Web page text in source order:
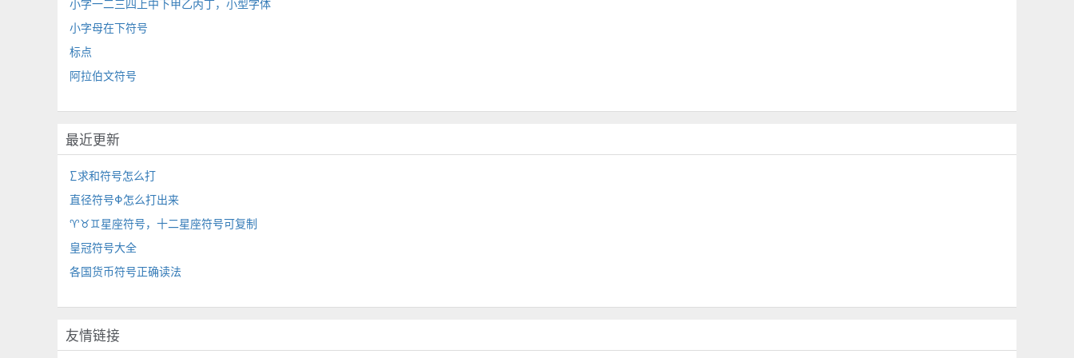
小字一二三四上中下甲乙丙丁，小型字体
小字母在下符号
标点
阿拉伯文符号
最近更新
∑求和符号怎么打
直径符号Φ怎么打出来
♈♉♊星座符号，十二星座符号可复制
皇冠符号大全
各国货币符号正确读法
友情链接